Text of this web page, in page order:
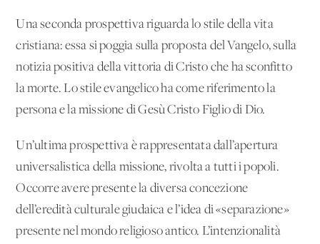
Una seconda prospettiva riguarda lo stile della vita
cristiana: essa si poggia sulla proposta del Vangelo, sulla
notizia positiva della vittoria di Cristo che ha sconfitto
la morte. Lo stile evangelico ha come riferimento la
persona e la missione di Gesù Cristo Figlio di Dio.
Un’ultima prospettiva è rappresentata dall’apertura
universalistica della missione, rivolta a tutti i popoli.
Occorre avere presente la diversa concezione
dell’eredità culturale giudaica e l’idea di «separazione»
presente nel mondo religioso antico. L’intenzionalità